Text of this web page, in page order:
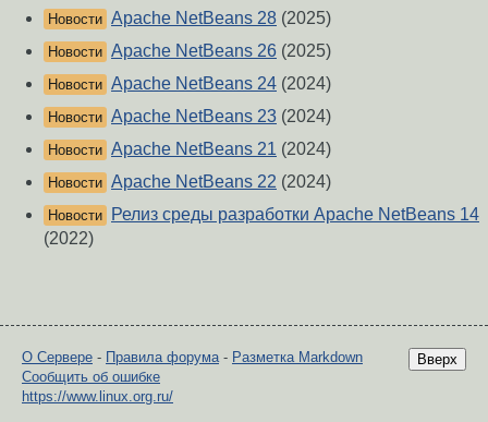
Новости Apache NetBeans 28 (2025)
Новости Apache NetBeans 26 (2025)
Новости Apache NetBeans 24 (2024)
Новости Apache NetBeans 23 (2024)
Новости Apache NetBeans 21 (2024)
Новости Apache NetBeans 22 (2024)
Новости
Релиз среды разработки Apache NetBeans 14
(2022)
Вверх
О Сервере - Правила форума - Разметка Markdown
Сообщить об ошибке
https://www.linux.org.ru/